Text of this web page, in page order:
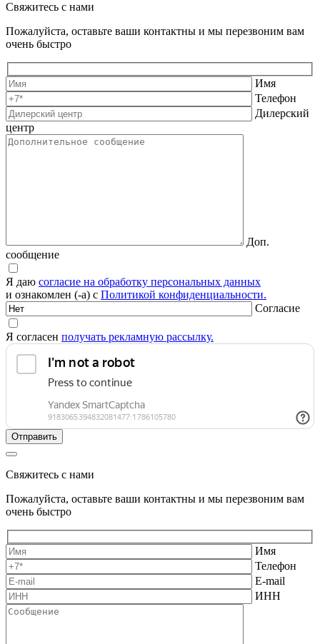
Свяжитесь с нами
Пожалуйста, оставьте ваши контактны и мы перезвоним вам
очень быстро
Имя
Телефон
Дилерский
центр
Доп.
сообщение
Я даю согласие на обработку персональных данных
и ознакомлен (-а) с Политикой конфиденциальности.
Согласие
Я согласен получать рекламную рассылку.
Свяжитесь с нами
Пожалуйста, оставьте ваши контактны и мы перезвоним вам
очень быстро
Имя
Телефон
E-mail
ИНН